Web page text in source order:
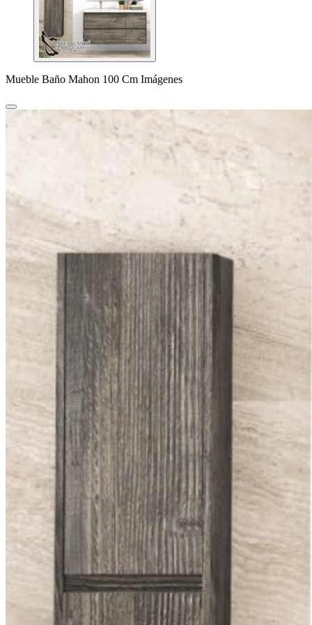
Mueble Baño Mahon 100 Cm Imágenes